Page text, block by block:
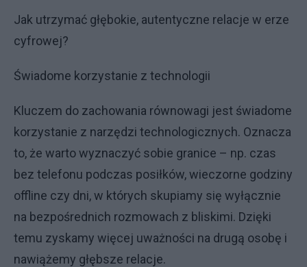
Jak utrzymać głębokie, autentyczne relacje w erze
cyfrowej?
Świadome korzystanie z technologii
Kluczem do zachowania równowagi jest świadome
korzystanie z narzędzi technologicznych. Oznacza
to, że warto wyznaczyć sobie granice – np. czas
bez telefonu podczas posiłków, wieczorne godziny
offline czy dni, w których skupiamy się wyłącznie
na bezpośrednich rozmowach z bliskimi. Dzięki
temu zyskamy więcej uważności na drugą osobę i
nawiążemy głębsze relacje.